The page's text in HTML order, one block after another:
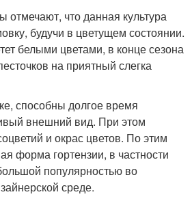
отмечают, что данная культура
будучи в цветущем состоянии.
белыми цветами, в конце сезона
на приятный слегка
способны долгое время
внешний вид. При этом
и окрас цветов. По этим
форма гортензии, в частности
популярностью во
среде.